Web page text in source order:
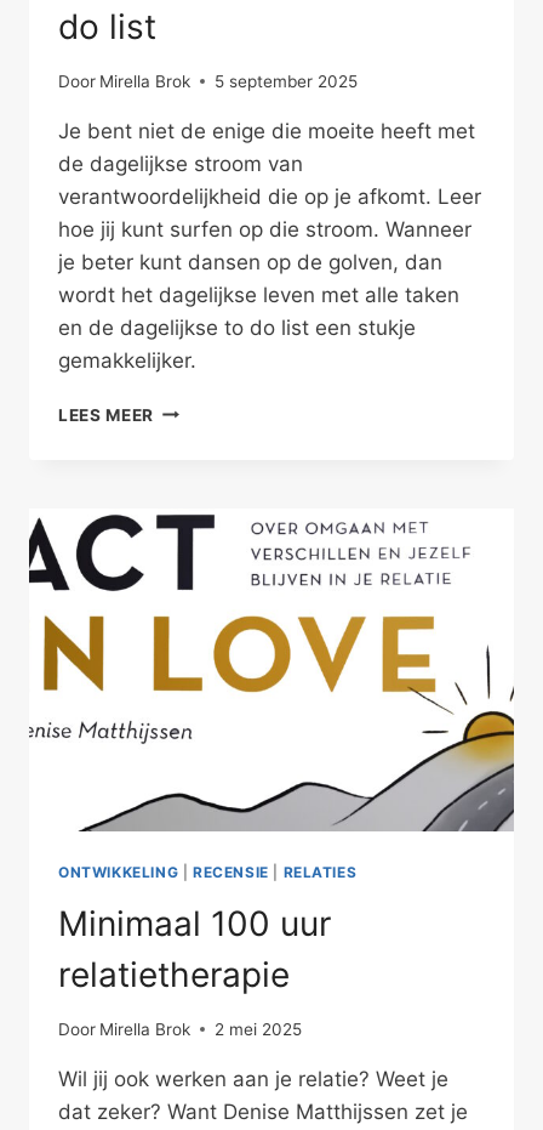
do list
Door Mirella Brok 5 september 2025
Je bent niet de enige die moeite heeft met
de dagelijkse stroom van
verantwoordelijkheid die op je afkomt. Leer
hoe jij kunt surfen op die stroom. Wanneer
je beter kunt dansen op de golven, dan
wordt het dagelijkse leven met alle taken
en de dagelijkse to do list een stukje
gemakkelijker.
LEES MEER DANS
TO
ONTWIKKELING RECENSIE RELATIES
Minimaal 100 uur
relatietherapie
Door Mirella Brok 2 mei 2025
Wil jij ook werken aan je relatie? Weet je
dat zeker? Want Denise Matthijssen zet je